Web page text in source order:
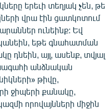
երեւի տեղյակ չեն, թե
վրա էին ցատկոտում
ունեինք: Եվ
եթե գնահատման
դնեին, այլ, ասենք, տվյալ
անձնական
թիվը,
ջիպերի քանակը,
որովայնների միջին